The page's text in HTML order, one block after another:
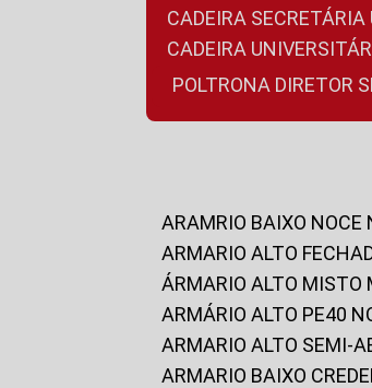
CADEIRA
CADEIRA
POLTRONA
ARAMRIO BAIXO
ARMARIO ALTO
ÁRMARIO ALTO MISTO
ARMÁRIO ALTO PE40
ARMARIO ALTO SEMI-
ARMARIO BAIXO